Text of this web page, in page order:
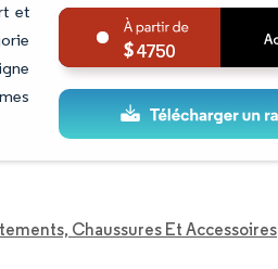
et
4750
Chaussures Et Accessoires